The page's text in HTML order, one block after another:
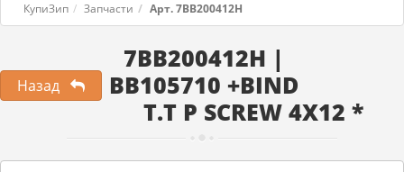
КупиЗип Запчасти Арт. 7BB200412H
Назад
7BB200412H |
BB105710 +BIND
T.T P SCREW 4X12 *